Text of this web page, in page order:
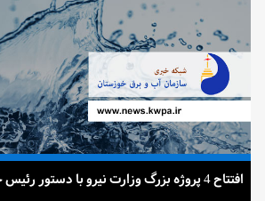
افتتاح 4 پروژه بزرگ وزارت نیرو با دستور رئیس جمهور